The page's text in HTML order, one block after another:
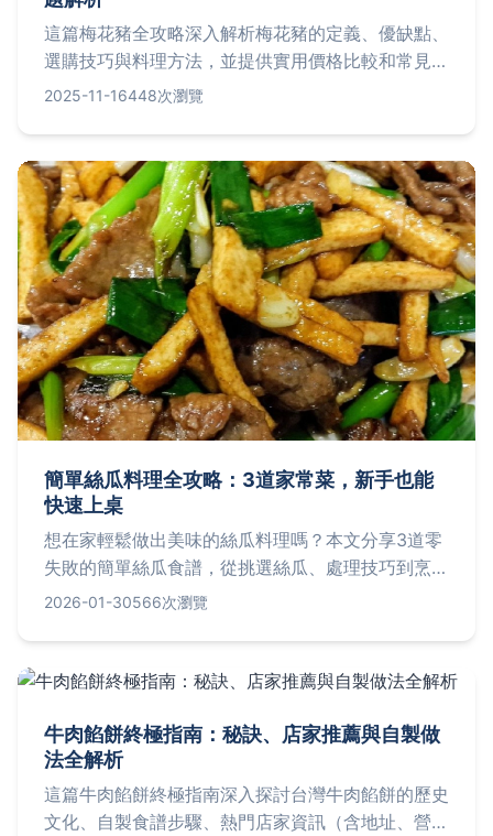
這篇梅花豬全攻略深入解析梅花豬的定義、優缺點、
選購技巧與料理方法，並提供實用價格比較和常見問
答。從市場挑選到居家烹飪，一次解決所有疑問，幫
養價值，以及如何避免購買陷阱，絕對是家庭主婦和
美食愛好者的必讀指南。
2025-11-16448次瀏覽
簡單絲瓜料理全攻略：3道家常菜，新手也能
快速上桌
想在家輕鬆做出美味的絲瓜料理嗎？本文分享3道零
失敗的簡單絲瓜食譜，從挑選絲瓜、處理技巧到烹飪
步驟，一次解答所有常見問題，讓你快速端出健康家
2026-01-30566次瀏覽
牛肉餡餅終極指南：秘訣、店家推薦與自製做
法全解析
這篇牛肉餡餅終極指南深入探討台灣牛肉餡餅的歷史
文化、自製食譜步驟、熱門店家資訊（含地址、營業